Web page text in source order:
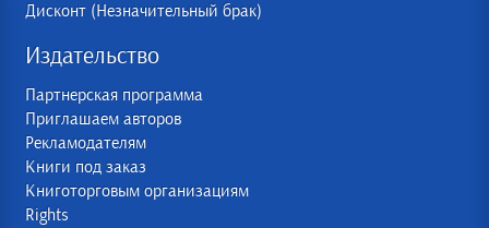
Дисконт (Незначительный брак)
Издательство
Партнерская программа
Приглашаем авторов
Рекламодателям
Книги под заказ
Книготорговым организациям
Rights